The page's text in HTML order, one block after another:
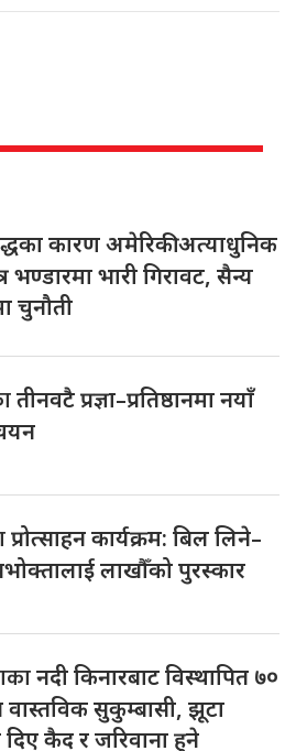
कारण अमेरिकी अत्याधुनिक
भण्डारमा भारी गिरावट, सैन्य
चुनौती
तीनवटै प्रज्ञा–प्रतिष्ठानमा नयाँ
प्रोत्साहन कार्यक्रम: बिल लिने–
लाखौँको पुरस्कार
नदी किनारबाट विस्थापित ७०
वास्तविक सुकुम्बासी, झूटा
कैद र जरिवाना हुने